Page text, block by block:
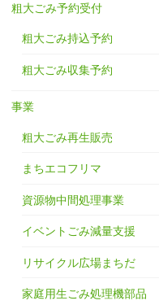
粗大ごみ予約受付
粗大ごみ持込予約
粗大ごみ収集予約
事業
粗大ごみ再生販売
まちエコフリマ
資源物中間処理事業
イベントごみ減量支援
リサイクル広場まちだ
家庭用生ごみ処理機部品